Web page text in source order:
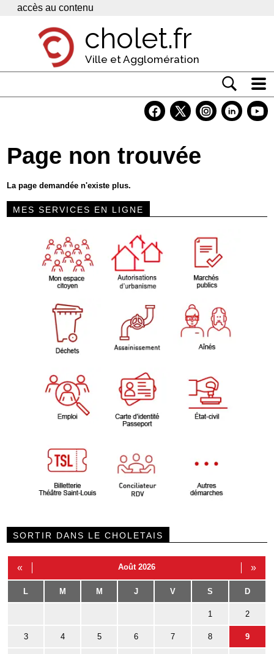
Panneau de gestion des cookies
accès au contenu
cholet.fr
Ville et Agglomération
Economie
Services
Contacts
Page non trouvée
La page demandée n'existe plus.
MES SERVICES EN LIGNE
SORTIR DANS LE CHOLETAIS
« Août 2026 »
L M M J V S D
1 2
3 4 5 6 7 8 9